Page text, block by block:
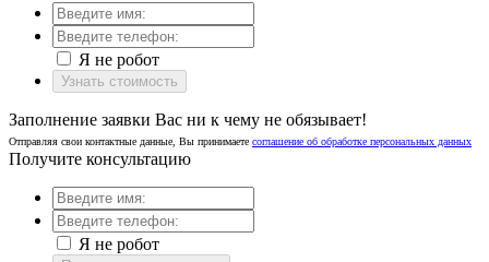
Я не робот
Узнать стоимость
Заполнение заявки Вас ни к чему не обязывает!
Отправляя свои контактные данные, Вы принимаете соглашение об обработке персональных данных
Получите консультацию
Я не робот